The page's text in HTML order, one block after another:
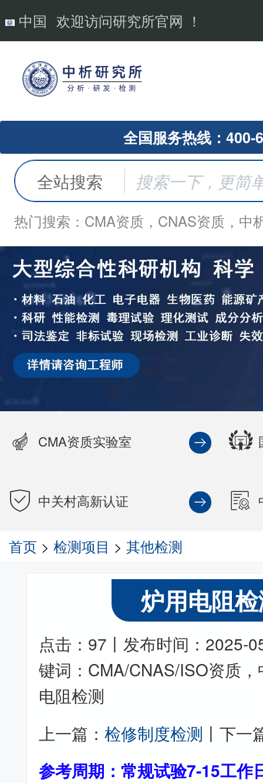
中国 欢迎访问研究所官网 ！
全国服务热线：400-
全站搜索
热门搜索：CMA资质，CNAS资质，中
CMA资质实验室
中关村高新认证
首页 > 检测项目 > 其他检测
炉用电阻
点击：97丨发布时间：2025-
键词：CMA/CNAS/ISO资质
电阻检测
上一篇：检修制度检测 丨下一
参考周期：常规试验7-15工作